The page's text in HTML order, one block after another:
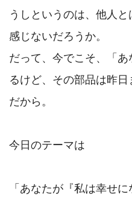
うしというのは、他人
感じないだろうか。
だって、今でこそ、「
るけど、その部品は昨
だから。
今日のテーマは
「あなたが『私は幸せ